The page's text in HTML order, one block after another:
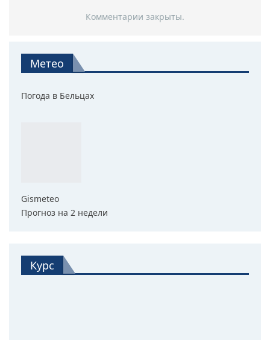
Комментарии закрыты.
Метео
Погода в Бельцах
Gismeteo
Прогноз на 2 недели
Курс